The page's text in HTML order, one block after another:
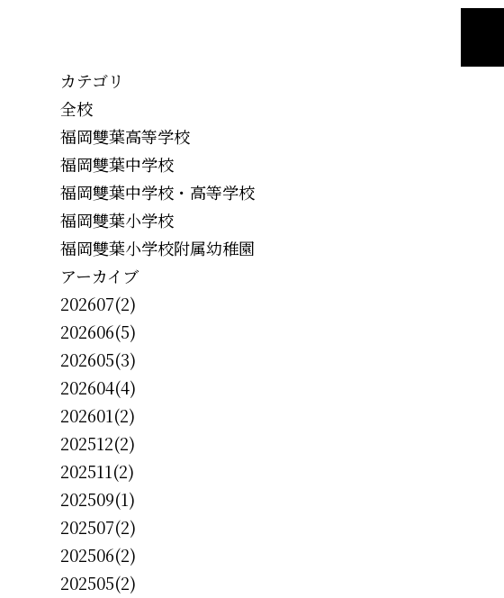
カテゴリ
全校
福岡雙葉高等学校
福岡雙葉中学校
福岡雙葉中学校・高等学校
福岡雙葉小学校
福岡雙葉小学校附属幼稚園
アーカイブ
202607(2)
202606(5)
202605(3)
202604(4)
202601(2)
202512(2)
202511(2)
202509(1)
202507(2)
202506(2)
202505(2)